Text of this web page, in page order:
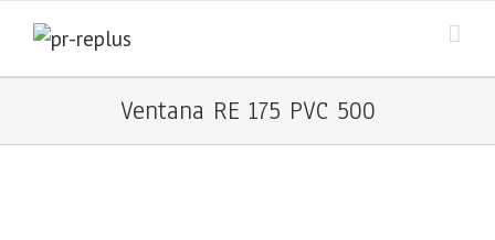
Ventana RE 175 PVC 500